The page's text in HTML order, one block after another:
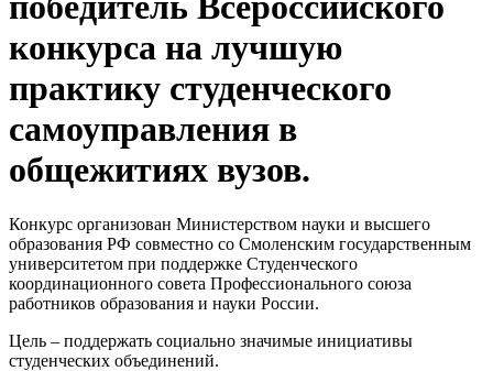
конкурса на лучшую
практику студенческого
самоуправления в
общежитиях вузов.
Конкурс организован Министерством науки и высшего
образования РФ совместно со Смоленским государственным
университетом при поддержке Студенческого
координационного совета Профессионального союза
работников образования и науки России.
Цель – поддержать социально значимые инициативы
студенческих объединений.